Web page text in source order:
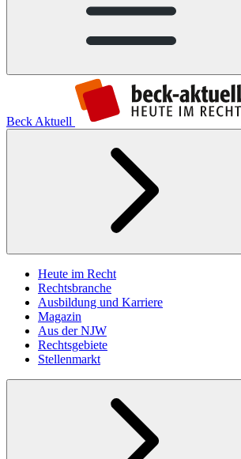
Beck Aktuell
Heute im Recht
Rechtsbranche
Ausbildung und Karriere
Magazin
Aus der NJW
Rechtsgebiete
Stellenmarkt